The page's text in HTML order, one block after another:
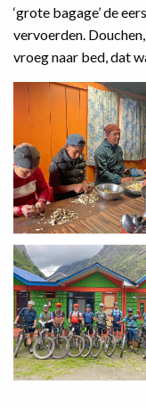
‘grote bagage’ de
vervoerden.
vroeg naar bed, dat